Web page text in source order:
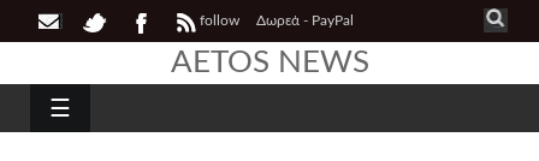
follow Δωρεά - PayPal
AETOS NEWS
☰